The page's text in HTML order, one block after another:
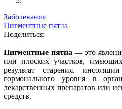
Заболевания
Пигментные пятна
Поделиться:
Пигментные пятна — это
или плоских участков,
результат старения,
гормонального уровня в
лекарственных препаратов или
средств.